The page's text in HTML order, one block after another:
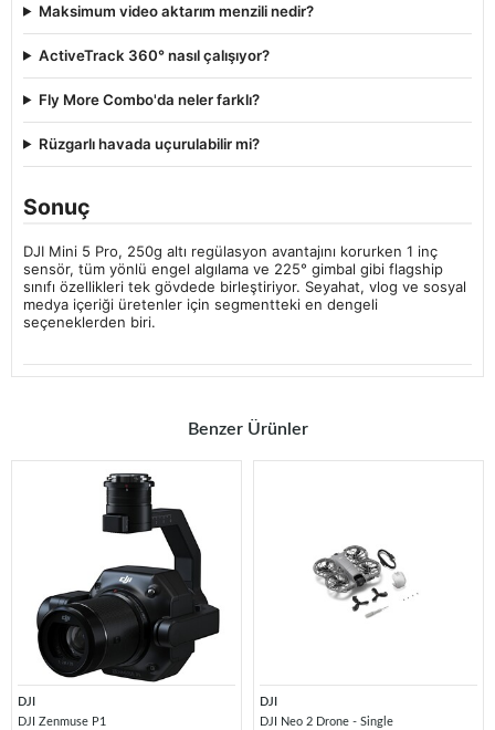
Maksimum video aktarım menzili nedir?
ActiveTrack 360° nasıl çalışıyor?
Fly More Combo'da neler farklı?
Rüzgarlı havada uçurulabilir mi?
Sonuç
DJI Mini 5 Pro, 250g altı regülasyon avantajını korurken 1 inç
sensör, tüm yönlü engel algılama ve 225° gimbal gibi flagship
sınıfı özellikleri tek gövdede birleştiriyor. Seyahat, vlog ve sosyal
medya içeriği üretenler için segmentteki en dengeli
seçeneklerden biri.
Benzer Ürünler
DJI
DJI Zenmuse P1
DJI
DJI Neo 2 Drone - Single